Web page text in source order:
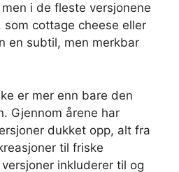
i de fleste versjonene
cottage cheese eller
en subtil, men merkbar
er mer enn bare den
Gjennom årene har
dukket opp, alt fra
til friske
inkluderer til og